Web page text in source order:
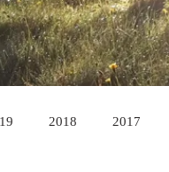
2018 2017